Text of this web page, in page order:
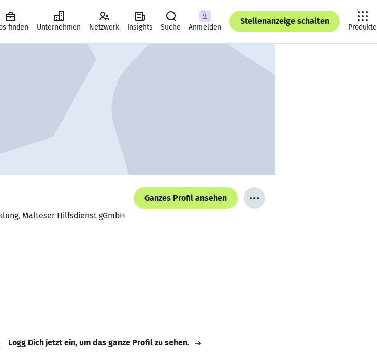
finden Unternehmen Netzwerk Insights Suche Anmelden
Stellenanzeige schalten
Produkte
Ganzes Profil ansehen
Malteser Hilfsdienst gGmbH
Logg Dich jetzt ein, um das ganze Profil zu sehen.